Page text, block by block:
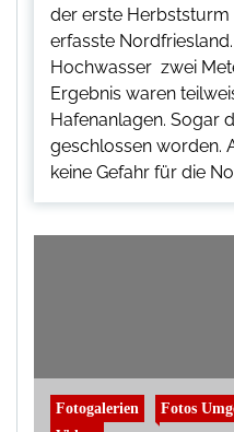
der erste
erfasste
Hochwasser zwei
Ergebnis waren
Hafenanlagen. Sogar
geschlossen worden.
keine Gefahr für die
Fotogalerien Fotos